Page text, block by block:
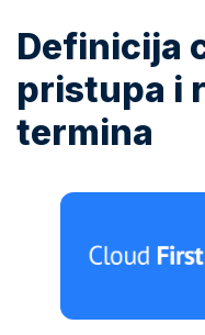
Definicija
pristupa i
termina